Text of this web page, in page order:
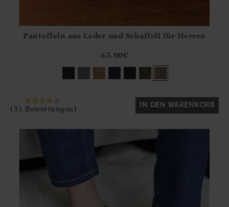
?? ""
Ja Nein
Pantoffeln aus Leder und Schaffell für Herren
65.00€
(51 Bewertungen) IN DEN WARENKORB